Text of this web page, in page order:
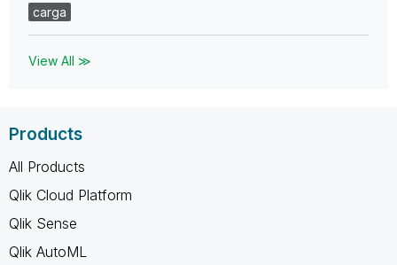
carga
View All ≫
Products
All Products
Qlik Cloud Platform
Qlik Sense
Qlik AutoML